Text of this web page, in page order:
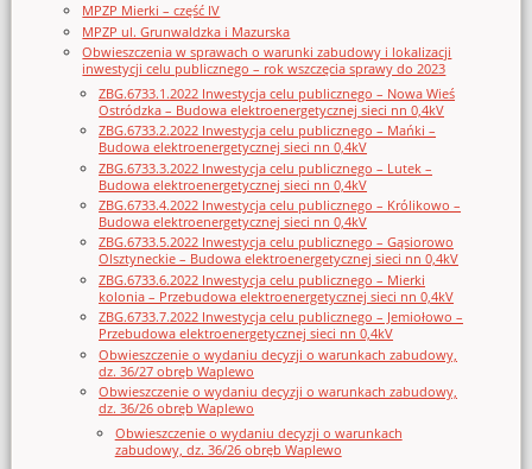
MPZP Mierki – część IV
MPZP ul. Grunwaldzka i Mazurska
Obwieszczenia w sprawach o warunki zabudowy i lokalizacji
inwestycji celu publicznego – rok wszczęcia sprawy do 2023
ZBG.6733.1.2022 Inwestycja celu publicznego – Nowa Wieś
Ostródzka – Budowa elektroenergetycznej sieci nn 0,4kV
ZBG.6733.2.2022 Inwestycja celu publicznego – Mańki –
Budowa elektroenergetycznej sieci nn 0,4kV
ZBG.6733.3.2022 Inwestycja celu publicznego – Lutek –
Budowa elektroenergetycznej sieci nn 0,4kV
ZBG.6733.4.2022 Inwestycja celu publicznego – Królikowo –
Budowa elektroenergetycznej sieci nn 0,4kV
ZBG.6733.5.2022 Inwestycja celu publicznego – Gąsiorowo
Olsztyneckie – Budowa elektroenergetycznej sieci nn 0,4kV
ZBG.6733.6.2022 Inwestycja celu publicznego – Mierki
kolonia – Przebudowa elektroenergetycznej sieci nn 0,4kV
ZBG.6733.7.2022 Inwestycja celu publicznego – Jemiołowo –
Przebudowa elektroenergetycznej sieci nn 0,4kV
Obwieszczenie o wydaniu decyzji o warunkach zabudowy,
dz. 36/27 obręb Waplewo
Obwieszczenie o wydaniu decyzji o warunkach zabudowy,
dz. 36/26 obręb Waplewo
Obwieszczenie o wydaniu decyzji o warunkach
zabudowy, dz. 36/26 obręb Waplewo